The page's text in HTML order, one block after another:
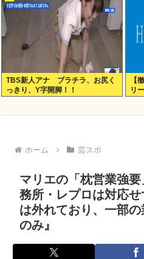
TBS新人アナ ブラチラ、お尻く
っきり、Y字開脚！！
【
リ
ホーム 芸スポ
マリエの「枕営業強
務所・レプロは対応
は外れており、一部
のみ』